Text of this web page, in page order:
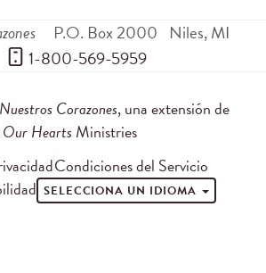
P.O. Box 2000 Niles,MI
1-800-569-5959
Corazones, una extensión de
Our Hearts Ministries
Condiciones del Servicio
SELECCIONA UN IDIOMA